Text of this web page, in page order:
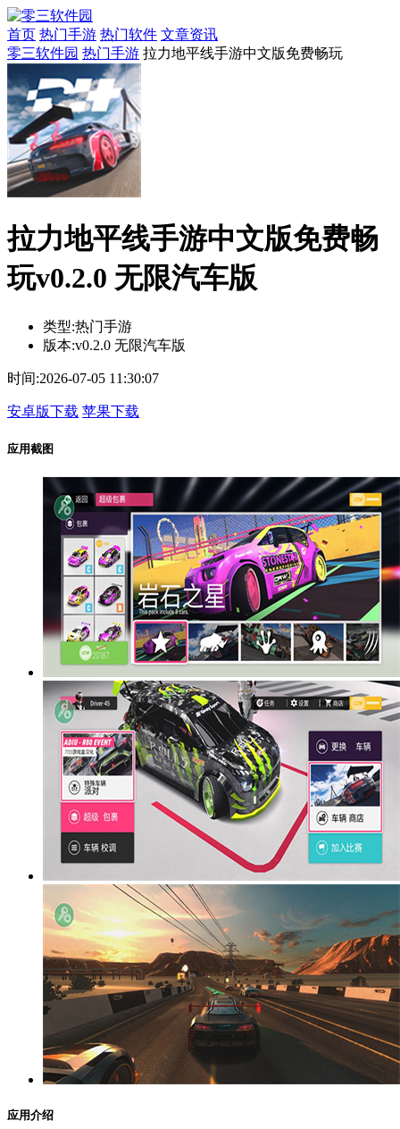
首页 热门手游 热门软件 文章资讯
零三软件园 热门手游 拉力地平线手游中文版免费畅玩
拉力地平线手游中文版免费畅
玩v0.2.0 无限汽车版
类型:热门手游
版本:v0.2.0 无限汽车版
时间:2026-07-05 11:30:07
安卓版下载 苹果下载
应用截图
应用介绍